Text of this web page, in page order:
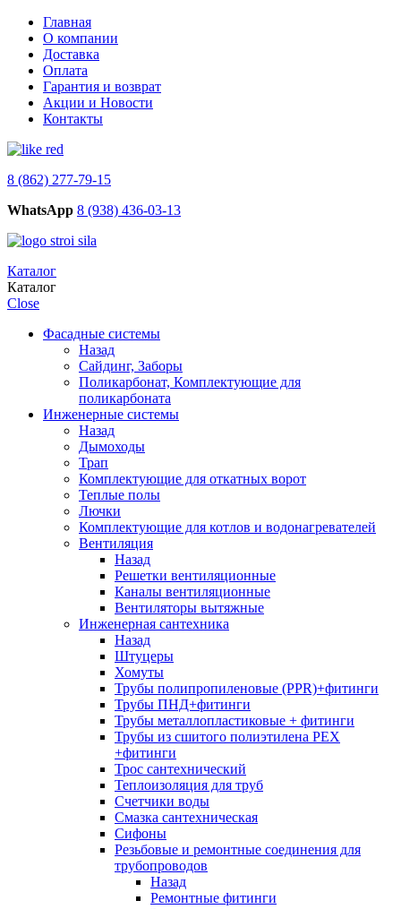
Главная
О компании
Доставка
Оплата
Гарантия и возврат
Акции и Новости
Контакты
8 (862) 277-79-15
WhatsApp 8 (938) 436-03-13
Каталог
Каталог
Close
Фасадные системы
Назад
Сайдинг, Заборы
Поликарбонат, Комплектующие для
поликарбоната
Инженерные системы
Назад
Дымоходы
Трап
Комплектующие для откатных ворот
Теплые полы
Лючки
Комплектующие для котлов и водонагревателей
Вентиляция
Назад
Решетки вентиляционные
Каналы вентиляционные
Вентиляторы вытяжные
Инженерная сантехника
Назад
Штуцеры
Хомуты
Трубы полипропиленовые (PPR)+фитинги
Трубы ПНД+фитинги
Трубы металлопластиковые + фитинги
Трубы из сшитого полиэтилена PEX
+фитинги
Трос сантехнический
Теплоизоляция для труб
Счетчики воды
Смазка сантехническая
Сифоны
Резьбовые и ремонтные соединения для
трубопроводов
Назад
Ремонтные фитинги